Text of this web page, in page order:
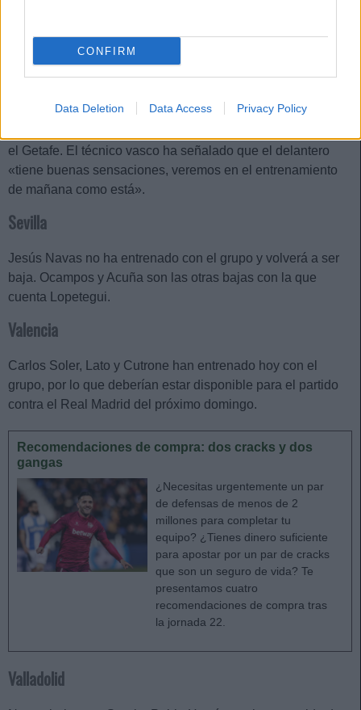
CONFIRM
Data Deletion Data Access Privacy Policy
Real Sociedad
Imanol Alguacil no ha querido descartar a Mikel Oyarzabal
el Getafe. El técnico vasco ha señalado que el delantero
«tiene buenas sensaciones, veremos en el entrenamiento
de mañana como está».
Sevilla
Jesús Navas no ha entrenado con el grupo y volverá a ser
baja. Ocampos y Acuña son las otras bajas con la que
cuenta Lopetegui.
Valencia
Carlos Soler, Lato y Cutrone han entrenado hoy con el
grupo, por lo que deberían estar disponible para el partido
contra el Real Madrid del próximo domingo.
Recomendaciones de compra: dos cracks y dos
gangas
¿Necesitas urgentemente un par
de defensas de menos de 2
millones para completar tu
equipo? ¿Tienes dinero suficiente
para apostar por un par de cracks
que son un seguro de vida? Te
presentamos cuatro
recomendaciones de compra tras
la jornada 22.
Valladolid